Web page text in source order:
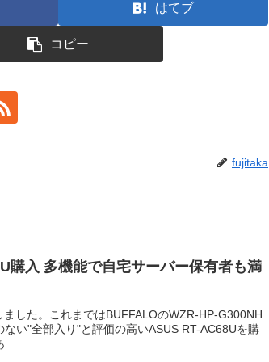
はてブ
コピー
fujitaka
購入 多機能で自宅サーバー保有者も満
した。これまではBUFFALOのWZR-HP-G300NH
い"全部入り"と評価の高いASUS RT-AC68Uを購